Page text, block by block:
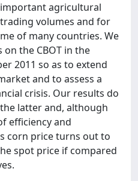
agricultural
volumes and for
of many countries. We
the CBOT in the
2011 so as to extend
and to assess a
crisis. Our results do
latter and, although
efficiency and
corn price turns out to
spot price if compared